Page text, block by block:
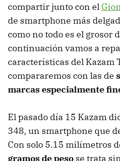
compartir junto con el
de smartphone más
como no todo es el grosor
continuación vamos a
características del Kazam
compararemos con las de
marcas especialmente
El pasado día 15 Kazam
348, un smartphone que
Con solo 5.15 milímetros
gramos de peso se trata